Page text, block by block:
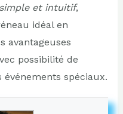
et intuitif,
idéal en
avantageuses
possibilité de
spéciaux.